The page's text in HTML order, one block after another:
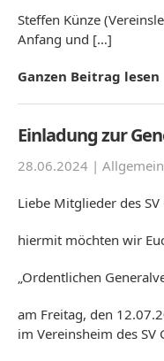
Steffen Künze
Anfang und […]
Ganzen Beitrag lesen
Einladung zur
28.06.2024 | Allgemein
Liebe Mitglieder des
hiermit möchten wir
„Ordentlichen
am Freitag, den
im Vereinsheim des